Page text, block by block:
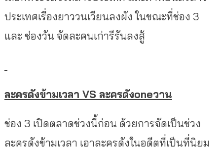
ประเทศเรื่องยาววนเวียนลงผัง ในขณะที่ช่อง 3
และ ช่องวัน จัดละคนเก่ารีรันลงสู้
ละครดังข้ามเวลา VS ละครดังoneวาน
ช่อง 3 เปิดตลาดช่วงนี้ก่อน ด้วยการจัดเป็นช่วง
ละครดังข้ามเวลา เอาละครดังในอดีตที่เป็นที่นิยม